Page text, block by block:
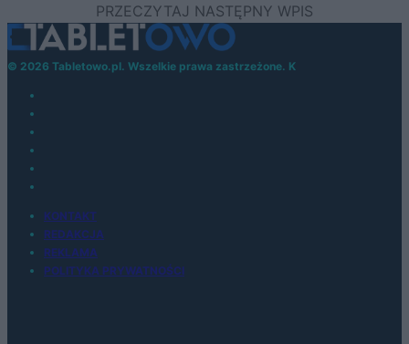
© 2026 Tabletowo.pl. Wszelkie prawa zastrzeżone. K
KONTAKT
REDAKCJA
REKLAMA
POLITYKA PRYWATNOŚCI